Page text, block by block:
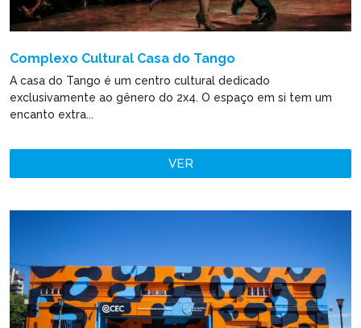
Complexo Cultural Casa do Tango
A casa do Tango é um centro cultural dedicado
exclusivamente ao gênero do 2x4. O espaço em si tem um
encanto extra...
VER